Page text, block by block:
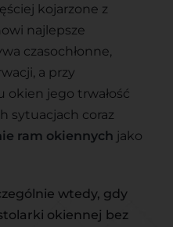
kojarzone z
najlepsze
czasochłonne,
a przy
jego trwałość
sytuacjach coraz
ram okiennych jako
wtedy, gdy
okiennej bez